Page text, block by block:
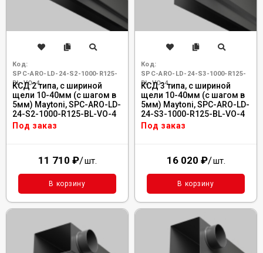
Код:
SPC-ARO-LD-24-S2-1000-R125-
BL-VO-4
КСД 2 типа, с шириной
щели 10-40мм (с шагом в
5мм) Maytoni, SPC-ARO-LD-
24-S2-1000-R125-BL-VO-4
Под заказ
11 710 ₽/шт.
В корзину
Код:
SPC-ARO-LD-24-S3-1000-R125-
BL-VO-4
КСД 3 типа, с шириной
щели 10-40мм (с шагом в
5мм) Maytoni, SPC-ARO-LD-
24-S3-1000-R125-BL-VO-4
Под заказ
16 020 ₽/шт.
В корзину